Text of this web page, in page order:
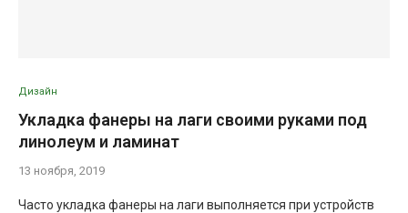
Дизайн
Укладка фанеры на лаги своими руками под
линолеум и ламинат
13 ноября, 2019
Часто укладка фанеры на лаги выполняется при устройств